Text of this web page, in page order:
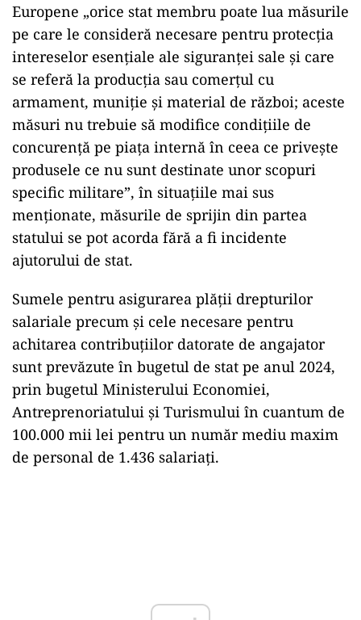
Europene „orice stat membru poate lua măsurile
pe care le consideră necesare pentru protecția
intereselor esențiale ale siguranței sale și care
se referă la producția sau comerțul cu
armament, muniție și material de război; aceste
măsuri nu trebuie să modifice condițiile de
concurență pe piața internă în ceea ce privește
produsele ce nu sunt destinate unor scopuri
specific militare”, în situațiile mai sus
menționate, măsurile de sprijin din partea
statului se pot acorda fără a fi incidente
ajutorului de stat.
Sumele pentru asigurarea plății drepturilor
salariale precum și cele necesare pentru
achitarea contribuțiilor datorate de angajator
sunt prevăzute în bugetul de stat pe anul 2024,
prin bugetul Ministerului Economiei,
Antreprenoriatului și Turismului în cuantum de
100.000 mii lei pentru un număr mediu maxim
de personal de 1.436 salariați.